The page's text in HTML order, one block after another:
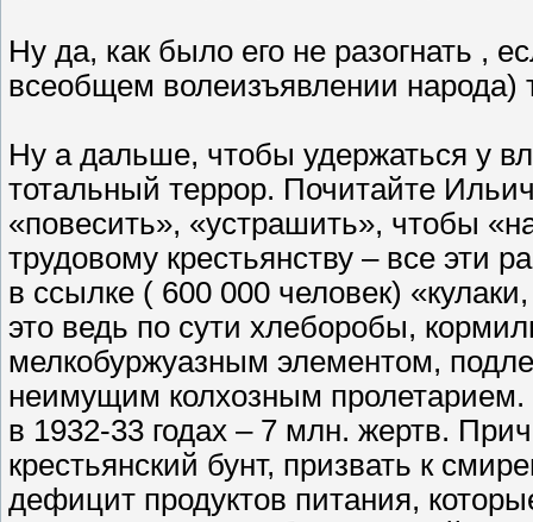
Ну да, как было его не разогнать ,
всеобщем волеизъявлении народа)
Ну а дальше, чтобы удержаться у
тотальный террор. Почитайте
«повесить», «устрашить», чтобы
трудовому крестьянству – все эти
в ссылке ( 600 000 человек)
это ведь по сути хлеборобы,
мелкобуржуазным элементом,
неимущим колхозным пролетарием.
в 1932-33 годах – 7 млн. жертв.
крестьянский бунт, призвать к
дефицит продуктов питания,